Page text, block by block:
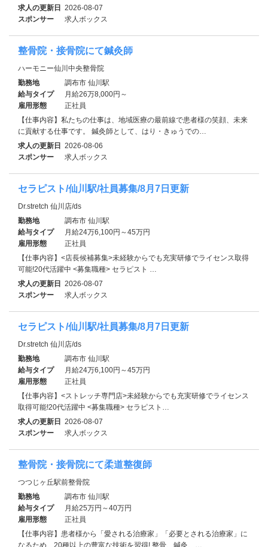
求人の更新日 2026-08-07
スポンサー
求人ボックス
整骨院・接骨院にて鍼灸師
ハーモニー仙川中央整骨院
勤務地
調布市 仙川駅
給与タイプ
月給26万8,000円～
雇用形態
正社員
【仕事内容】私たちの仕事は、地域医療の最前線で患者様の笑顔、未来
に貢献する仕事です。 鍼灸師として、はり・きゅうでの…
求人の更新日 2026-08-06
スポンサー
求人ボックス
セラピスト/仙川駅/社員募集/8月7日更新
Dr.stretch 仙川店/ds
勤務地
調布市 仙川駅
給与タイプ
月給24万6,100円～45万円
雇用形態
正社員
【仕事内容】<店長候補募集>未経験からでも充実研修でライセンス取得
可能!20代活躍中 <募集職種> セラピスト …
求人の更新日 2026-08-07
スポンサー
求人ボックス
セラピスト/仙川駅/社員募集/8月7日更新
Dr.stretch 仙川店/ds
勤務地
調布市 仙川駅
給与タイプ
月給24万6,100円～45万円
雇用形態
正社員
【仕事内容】<ストレッチ専門店>未経験からでも充実研修でライセンス
取得可能!20代活躍中 <募集職種> セラピスト…
求人の更新日 2026-08-07
スポンサー
求人ボックス
整骨院・接骨院にて柔道整復師
つつじヶ丘駅前整骨院
勤務地
調布市 仙川駅
給与タイプ
月給25万円～40万円
雇用形態
正社員
【仕事内容】患者様から「愛される治療家」「必要とされる治療家」に
なるため、20種以上の豊富な技術を習得! 整骨、鍼灸、…